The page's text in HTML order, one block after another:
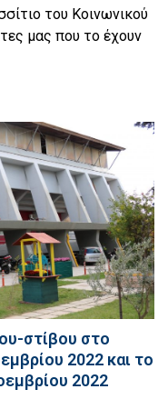
του Κοινωνικού
μας που το έχουν
στίβου στο
2022 και το
2022